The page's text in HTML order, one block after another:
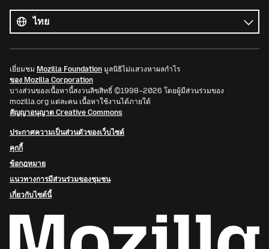
ทั้งหมด
ภาษา
เยี่ยมชม Mozilla Foundation มูลนิธิไม่แสวงหาผลกำไร
ของ Mozilla Corporation
บางส่วนของเนื้อหานี้สงวนลิขสิทธิ์ ©1998–2026 โดยผู้มีส่วนร่วมของ
mozilla.org แต่ละคน เนื้อหาใช้งานได้ภายใต้
สัญญาอนุญาต Creative Commons
ประกาศความเป็นส่วนตัวของเว็บไซต์
คุกกี้
ข้อกฎหมาย
แนวทางการมีส่วนร่วมของชุมชน
เกี่ยวกับไซต์นี้